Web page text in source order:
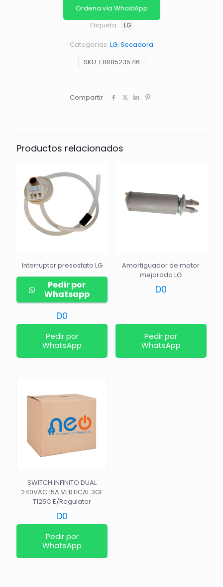
Ordena vía WhastApp
SKU: EBR85235716
Categorías: LG, Secadora
Etiqueta: LG
Compartir
Productos relacionados
Interruptor presostato LG
Pedir por
Whatsapp
D0
Pedir por
WhatsApp
Amortiguador de motor
mejorado LG
D0
Pedir por
WhatsApp
SWITCH INFINITO DUAL
240VAC 15A VERTICAL 3GF
T125C E/Regulator
D0
Pedir por
WhatsApp